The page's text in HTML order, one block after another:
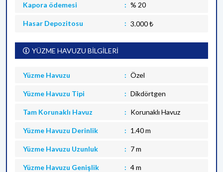
Kapora ödemesi % 20
Hasar Depozitosu 3.000 ₺
YÜZME HAVUZU BİLGİLERİ
Yüzme Havuzu Özel
Yüzme Havuzu Tipi Dikdörtgen
Tam Korunaklı Havuz Korunaklı Havuz
Yüzme Havuzu Derinlik 1.40 m
Yüzme Havuzu Uzunluk 7 m
Yüzme Havuzu Genişlik 4 m